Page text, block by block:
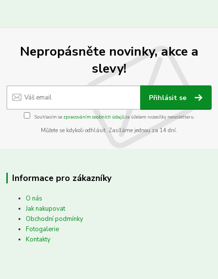
Nepropásněte novinky, akce a
slevy!
Přihlásit se
Souhlasím se zpracováním osobních údajůza účelem rozesílky newsletteru.
Můžete se kdykoli odhlásit. Zasíláme jednou za 14 dní.
Informace pro zákazníky
O nás
Jak nakupovat
Obchodní podmínky
Fotogalerie
Kontakty